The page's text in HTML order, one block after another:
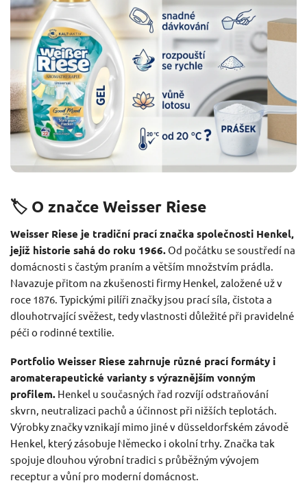
🏷️ O značce Weisser Riese
Weisser Riese je tradiční prací značka společnosti Henkel,
jejíž historie sahá do roku 1966.Od počátku se soustředí na
domácnosti s častým praním a větším množstvím prádla.
Navazuje přitom na zkušenosti firmy Henkel, založené už v
roce 1876. Typickými pilíři značky jsou prací síla, čistota a
dlouhotrvající svěžest, tedy vlastnosti důležité při pravidelné
péči o rodinné textilie.
Portfolio Weisser Riese zahrnuje různé prací formáty i
aromaterapeutické varianty s výraznějším vonným
profilem. Henkel u současných řad rozvíjí odstraňování
skvrn, neutralizaci pachů a účinnost při nižších teplotách.
Výrobky značky vznikají mimo jiné v düsseldorfském závodě
Henkel, který zásobuje Německo i okolní trhy. Značka tak
spojuje dlouhou výrobní tradici s průběžným vývojem
receptur a vůní pro moderní domácnost.